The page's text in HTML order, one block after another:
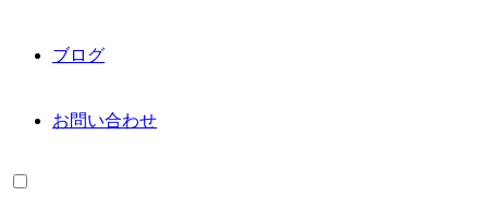
ブログ
お問い合わせ